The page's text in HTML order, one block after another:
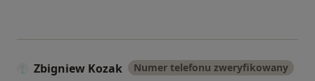
Zbigniew Kozak Numer telefonu zweryfikowany